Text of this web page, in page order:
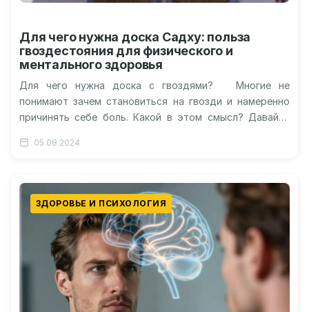
Для чего нужна доска Садху: польза
гвоздестояния для физического и
ментального здоровья
Для чего нужна доска с гвоздями? Многие не
понимают зачем становиться на гвозди и намеренно
причинять себе боль. Какой в этом смысл? Давайте
05.08.2024
ЗДОРОВЬЕ И ПСИХОЛОГИЯ